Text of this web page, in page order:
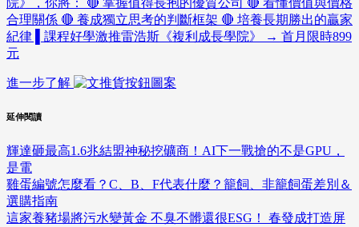
院》，你將： 🔴 掌握值得長抱的優質公司 🔴 看懂價值與價格
合理關係 🔴 養成獨立思考的判斷框架 🔴 培養長期勝出的贏家
紀律 ▌課程好學激推雷浩斯《複利成長學院》 → 首月限時899
元
進一步了解
延伸閱讀
輝達砸最高1.6兆結盟神秘挖礦商！AI下一戰搶的不是GPU，
是電
雞蛋編號怎麼看？C、B、F代表什麼？籠飼、非籠飼蛋差別＆
選購指南
這家養豬場將污水變黃金 不臭不髒還很ESG！ 春發成打造屏